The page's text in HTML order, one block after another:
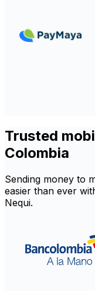
Trusted
Colombia
Sending money to
easier than ever
Nequi.